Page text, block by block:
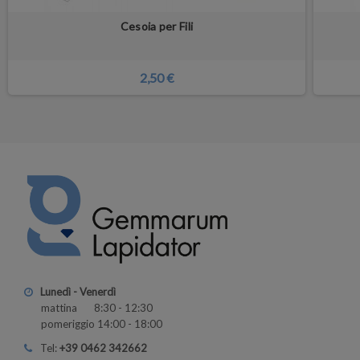
Cesoia per Fili
2,50 €
Lunedì - Venerdì
mattina 8:30 - 12:30
pomeriggio 14:00 - 18:00
Tel:+39 0462 342662